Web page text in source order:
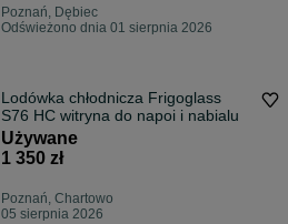
Poznań, Dębiec
Odświeżono dnia 01 sierpnia 2026
Lodówka chłodnicza Frigoglass
S76 HC witryna do napoi i nabialu
Używane
1 350 zł
Poznań, Chartowo
05 sierpnia 2026